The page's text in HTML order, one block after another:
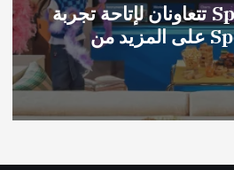
سامسونج وSpotify تتعاونان لإتاحة تجربة
Spotify Premium على المزيد من